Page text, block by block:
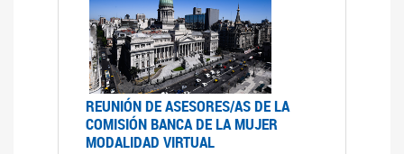
REUNIÓN DE ASESORES/AS DE LA
COMISIÓN BANCA DE LA MUJER
MODALIDAD VIRTUAL